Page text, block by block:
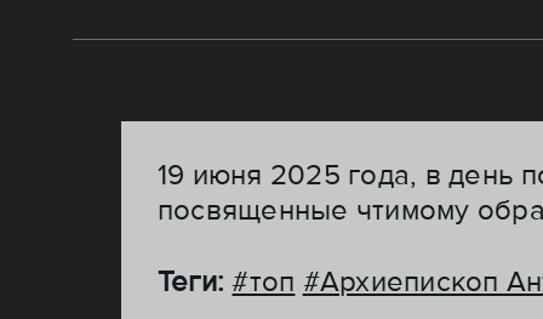
19 июня 2025 года, в день
посвященные чтимому
Теги:#топ #Архиепископ